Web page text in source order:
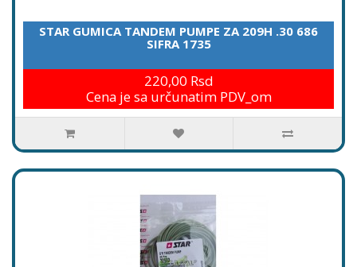
STAR GUMICA TANDEM PUMPE ZA 209H .30 686
SIFRA 1735
220,00 Rsd
Cena je sa určunatim PDV_om